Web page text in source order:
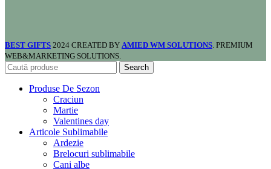
BEST GIFTS 2024 CREATED BY AMIED WM SOLUTIONS . PREMIUM
WEB&MARKETING SOLUTIONS.
Search
Produse De Sezon
Craciun
Martie
Valentines day
Articole Sublimabile
Ardezie
Brelocuri sublimabile
Cani albe